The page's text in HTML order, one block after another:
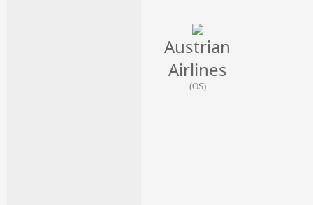
Austrian
Airlines
(OS)